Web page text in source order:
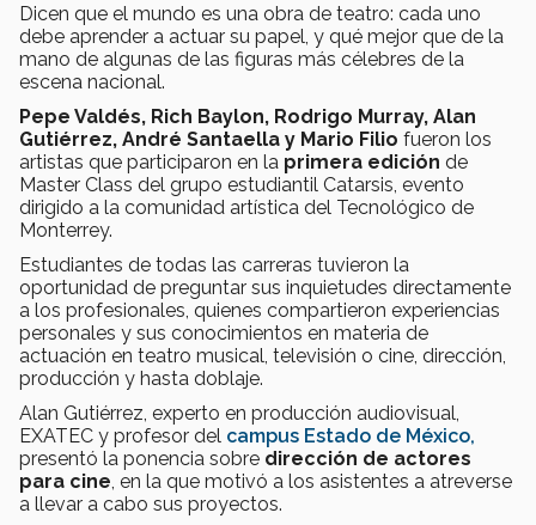
Dicen que el mundo es una obra de teatro: cada uno
debe aprender a actuar su papel, y qué mejor que de la
mano de algunas de las figuras más célebres de la
escena nacional.
Pepe Valdés, Rich Baylon, Rodrigo Murray, Alan
Gutiérrez, André Santaella y Mario Filio fueron los
artistas que participaron en la primera edición de
Master Class del grupo estudiantil Catarsis, evento
dirigido a la comunidad artística del Tecnológico de
Monterrey.
Estudiantes de todas las carreras tuvieron la
oportunidad de preguntar sus inquietudes directamente
a los profesionales, quienes compartieron experiencias
personales y sus conocimientos en materia de
actuación en teatro musical, televisión o cine, dirección,
producción y hasta doblaje.
Alan Gutiérrez, experto en producción audiovisual,
EXATEC y profesor del campus Estado de México,
presentó la ponencia sobre dirección de actores
para cine , en la que motivó a los asistentes a atreverse
a llevar a cabo sus proyectos.